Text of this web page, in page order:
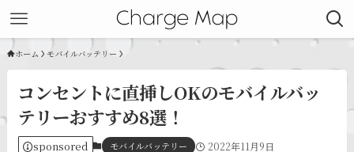
ホーム モバイルバッテリー
コンセントに直挿しOKのモバイルバッ
テリーおすすめ8選！
sponsored モバイルバッテリー 2022年11月9日